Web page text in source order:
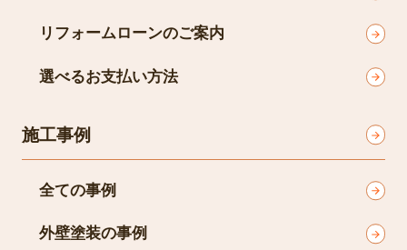
リフォームローンのご案内
選べるお支払い方法
施工事例
全ての事例
外壁塗装の事例